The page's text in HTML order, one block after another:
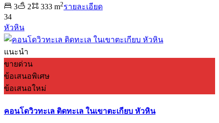
3
2 333 m2รายละเอียด
34
หัวหิน
แนะนำ
ขายด่วน
ข้อเสนอพิเศษ
ข้อเสนอใหม่
คอนโดวิวทะเล ติดทะเล ในเขาตะเกียบ หัวหิน